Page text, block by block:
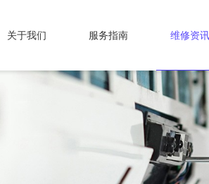
关于我们 服务指南 维修资讯